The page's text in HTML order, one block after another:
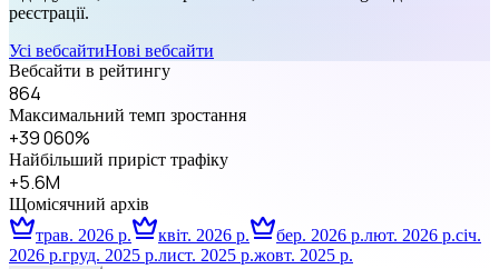
реєстрації.
Усі вебсайтиНові вебсайти
Вебсайти в рейтингу
864
Максимальний темп зростання
+39 060%
Найбільший приріст трафіку
+5.6M
Щомісячний архів
трав. 2026 р.
квіт. 2026 р. бер. 2026 р.лют. 2026 р.січ.
2026 р.груд. 2025 р.лист. 2025 р.жовт. 2025 р.